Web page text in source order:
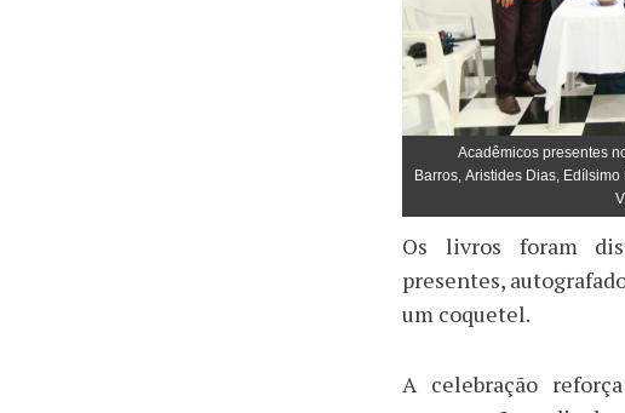
Acadêmicos presentes
Barros, Aristides Dias,
Os livros foram
presentes,
um coquetel.
A celebração